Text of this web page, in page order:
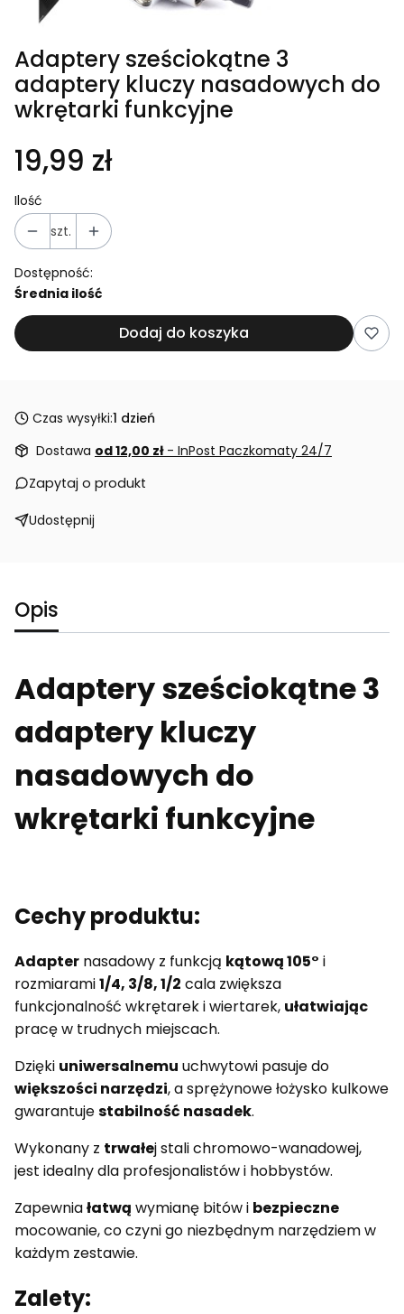
Adaptery sześciokątne 3
adaptery kluczy nasadowych do
wkrętarki funkcyjne
19,99 zł
Ilość
szt.
Dostępność:
Średnia ilość
Dodaj do koszyka
Czas wysyłki:1 dzień
Dostawa od 12,00 zł - InPost Paczkomaty 24/7
Zapytaj o produkt
Udostępnij
Opis
Adaptery sześciokątne 3
adaptery kluczy
nasadowych do
wkrętarki funkcyjne
Cechy produktu:
Adapter nasadowy z funkcją kątową 105° i
rozmiarami1/4, 3/8, 1/2 cala zwiększa
funkcjonalność wkrętarek i wiertarek, ułatwiając
pracę w trudnych miejscach.
Dzięki uniwersalnemu uchwytowi pasuje do
większości narzędzi, a sprężynowe łożysko kulkowe
gwarantujestabilność nasadek.
Wykonany z trwałej stali chromowo-wanadowej,
jest idealny dla profesjonalistów i hobbystów.
Zapewniałatwą wymianę bitów i bezpieczne
mocowanie, co czyni go niezbędnym narzędziem w
każdym zestawie.
Zalety: